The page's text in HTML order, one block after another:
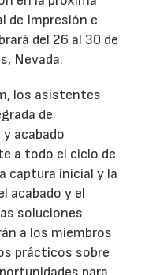
de Impresión e
del 26 al 30 de
Nevada.
los asistentes
de
acabado
a todo el ciclo de
captura inicial y la
acabado y el
soluciones
a los miembros
prácticos sobre